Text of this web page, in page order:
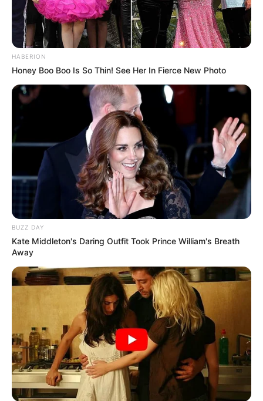
HABERION
Honey Boo Boo Is So Thin! See Her In Fierce New Photo
BUZZ DAY
Kate Middleton's Daring Outfit Took Prince William's Breath
Away